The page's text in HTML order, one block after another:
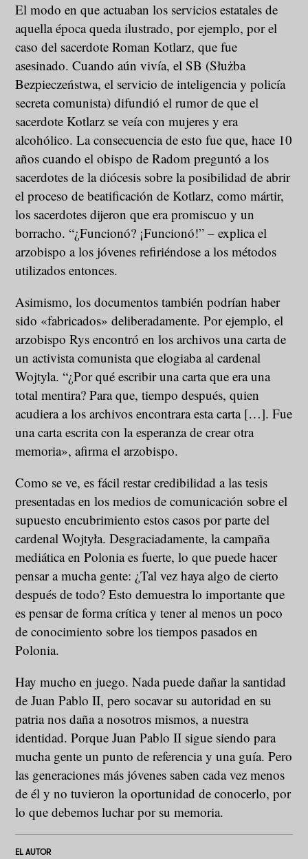
El modo en que actuaban los servicios estatales de
aquella época queda ilustrado, por ejemplo, por el
caso del sacerdote Roman Kotlarz, que fue
asesinado. Cuando aún vivía, el SB (Służba
Bezpieczeństwa, el servicio de inteligencia y policía
secreta comunista) difundió el rumor de que el
sacerdote Kotlarz se veía con mujeres y era
alcohólico. La consecuencia de esto fue que, hace 10
años cuando el obispo de Radom preguntó a los
sacerdotes de la diócesis sobre la posibilidad de abrir
el proceso de beatificación de Kotlarz, como mártir,
los sacerdotes dijeron que era promiscuo y un
borracho. “¿Funcionó? ¡Funcionó!” – explica el
arzobispo a los jóvenes refiriéndose a los métodos
utilizados entonces.
Asimismo, los documentos también podrían haber
sido «fabricados» deliberadamente. Por ejemplo, el
arzobispo Rys encontró en los archivos una carta de
un activista comunista que elogiaba al cardenal
Wojtyla. “¿Por qué escribir una carta que era una
total mentira? Para que, tiempo después, quien
acudiera a los archivos encontrara esta carta […]. Fue
una carta escrita con la esperanza de crear otra
memoria», afirma el arzobispo.
Como se ve, es fácil restar credibilidad a las tesis
presentadas en los medios de comunicación sobre el
supuesto encubrimiento estos casos por parte del
cardenal Wojtyła. Desgraciadamente, la campaña
mediática en Polonia es fuerte, lo que puede hacer
pensar a mucha gente: ¿Tal vez haya algo de cierto
después de todo? Esto demuestra lo importante que
es pensar de forma crítica y tener al menos un poco
de conocimiento sobre los tiempos pasados en
Polonia.
Hay mucho en juego. Nada puede dañar la santidad
de Juan Pablo II, pero socavar su autoridad en su
patria nos daña a nosotros mismos, a nuestra
identidad. Porque Juan Pablo II sigue siendo para
mucha gente un punto de referencia y una guía. Pero
las generaciones más jóvenes saben cada vez menos
de él y no tuvieron la oportunidad de conocerlo, por
lo que debemos luchar por su memoria.
EL AUTOR